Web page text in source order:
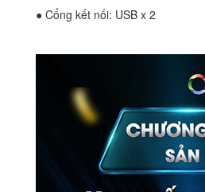
● Cổng kết nối: USB x 2